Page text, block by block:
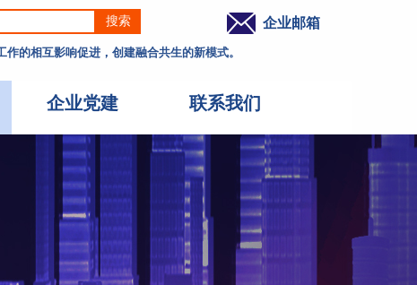
搜索 企业邮箱
的相互影响促进，创建融合共生的新模式。
企业党建 联系我们